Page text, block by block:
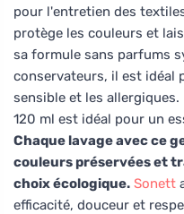
pour l'entretien des
protège les couleurs et
sa formule sans parfums
conservateurs, il est idéal
sensible et les
120 ml est idéal pour un
Chaque lavage avec ce
couleurs préservées et
choix écologique. Sonett
efficacité, douceur et